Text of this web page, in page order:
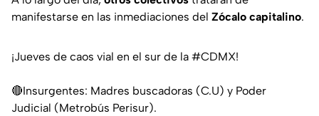
manifestarse en las inmediaciones del Zócalo capitalino.
¡Jueves de caos vial en el sur de la #CDMX!
🔴Insurgentes: Madres buscadoras (C.U) y Poder
Judicial (Metrobús Perisur).